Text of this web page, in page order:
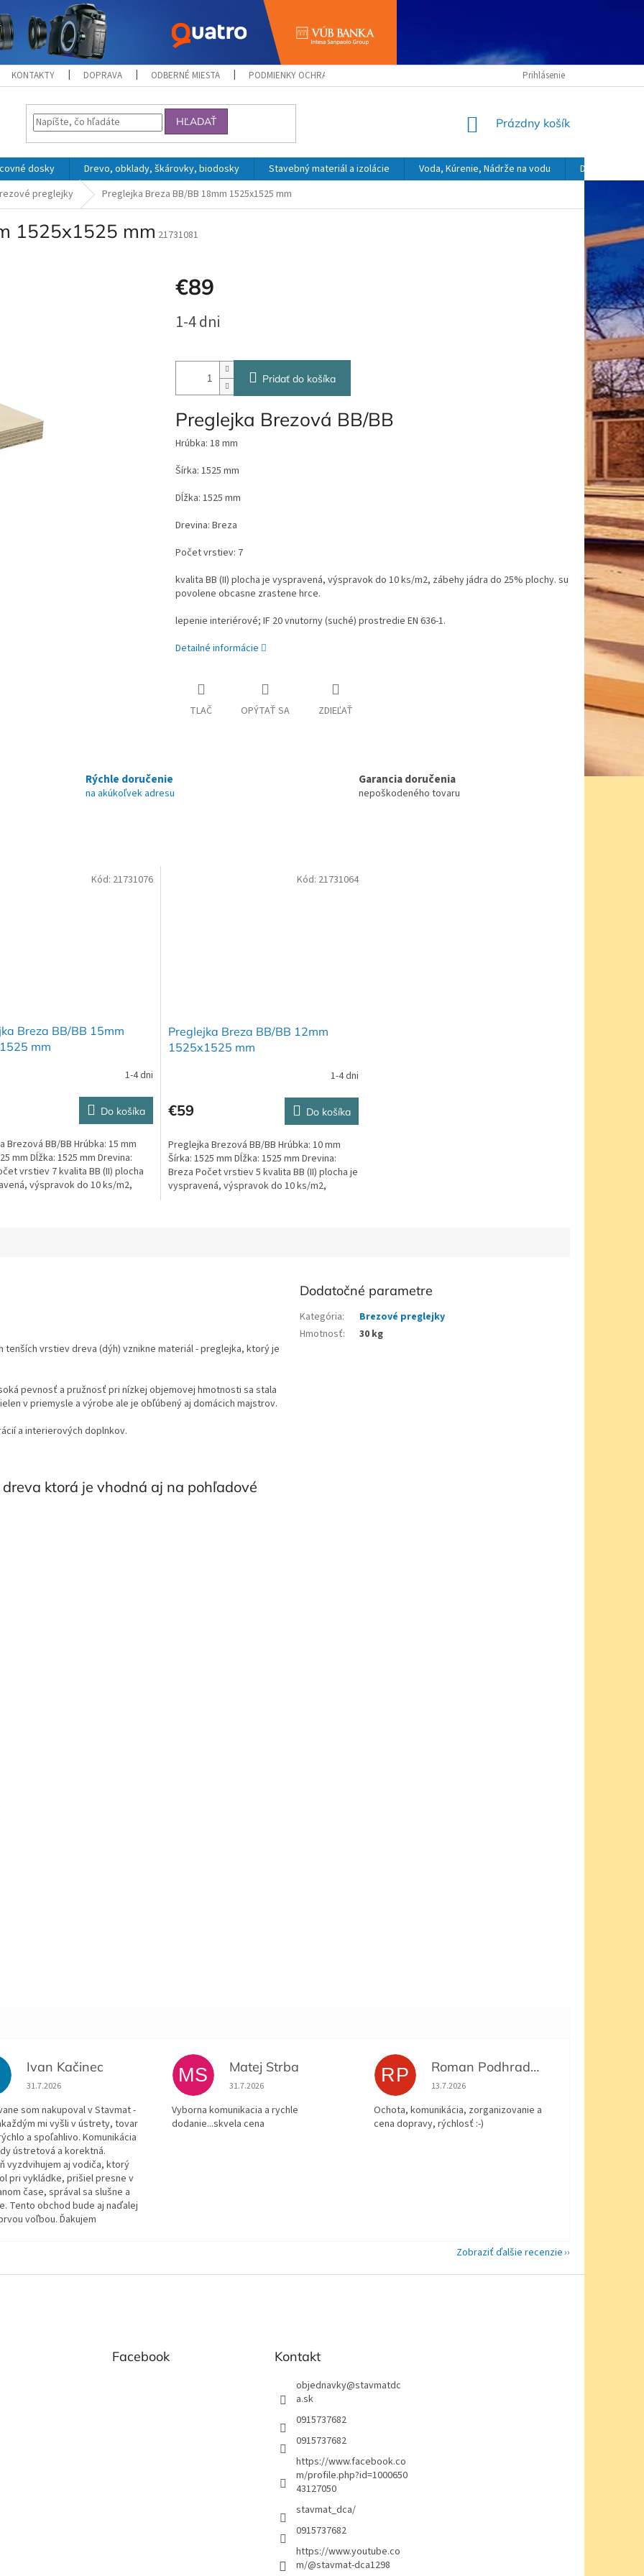
KONTAKTY DOPRAVA ODBERNÉ MIESTA PODMIENKY OCHRANY OSOBNÝCH ÚDAJOV OBCHODNÉ PODMIENKYPrihlásenie
HĽADAŤ
NÁKUPNÝ
Prázdny košík
dosky Drevo, obklady, škárovky, biodosky Stavebný materiál a izolácie Voda, Kúrenie, Nádrže na vodu
Dekoračný a
preglejky Preglejka Breza BB/BB 18mm 1525x1525 mm
1525x1525 mm 21731081
€89
cena:
1-4 dni
Pridať do košíka
Preglejka Brezová BB/BB
Hrúbka: 18 mm
Šírka: 1525 mm
Dĺžka: 1525 mm
Drevina: Breza
Počet vrstiev: 7
kvalita BB (II) plocha je vyspravená, výspravok do 10 ks/m2, zábehy jádra do 25% plochy. su
povolene obcasne zrastene hrce.
lepenie interiérové; IF 20 vnutorny (suché) prostredie EN 636-1.
Detailné informácie
TLAČ OPÝTAŤ SA ZDIEĽAŤ
Rýchle doručenie
na akúkoľvek adresu
Garancia doručenia
nepoškodeného tovaru
Breza BB/BB 15mm
mm
1-4 dni
Do košíka
Brezová BB/BB Hrúbka: 15 mm
mm Dĺžka: 1525 mm Drevina:
vrstiev 7 kvalita BB (II) plocha
výspravok do 10 ks/m2,
Kód: 21731076
Preglejka Breza BB/BB 12mm
1525x1525 mm
1-4 dni
€59 Do košíka
Preglejka Brezová BB/BB Hrúbka: 10 mm
Šírka: 1525 mm Dĺžka: 1525 mm Drevina:
Breza Počet vrstiev 5 kvalita BB (II) plocha je
vyspravená, výspravok do 10 ks/m2,
Kód: 21731064
vrstiev dreva (dýh) vznikne materiál - preglejka, ktorý je
pevnosť a pružnosť pri nízkej objemovej hmotnosti sa stala
v priemysle a výrobe ale je obľúbený aj domácich majstrov.
a interierových doplnkov.
ktorá je vhodná aj na pohľadové
Dodatočné parametre
Kategória:
Brezové preglejky
Hmotnosť: 30 kg
Ivan Kačinec
Hodnotenie obchodu je 5 z 5 hviezdičiek.
31.7.2026
som nakupoval v Stavmat -
mi vyšli v ústrety, tovar
a spoľahlivo. Komunikácia
ústretová a korektná.
vyzdvihujem aj vodiča, ktorý
pri vykládke, prišiel presne v
čase, správal sa slušne a
Tento obchod bude aj naďalej
voľbou. Ďakujem
MS Matej Strba
Hodnotenie obchodu je 5 z 5 hviezdičiek.
31.7.2026
Vyborna komunikacia a rychle
dodanie...skvela cena
RP Roman Podhradský
Hodnotenie obchodu je 5 z 5 hviezdičiek.
13.7.2026
Ochota, komunikácia, zorganizovanie a
cena dopravy, rýchlosť :-)
Zobraziť ďalšie recenzie
Facebook Kontakt
objednavky@stavmatdc
a.sk
0915737682
0915737682
https://www.facebook.co
m/profile.php?id=1000650
43127050
stavmat_dca/
0915737682
https://www.youtube.co
m/@stavmat-dca1298